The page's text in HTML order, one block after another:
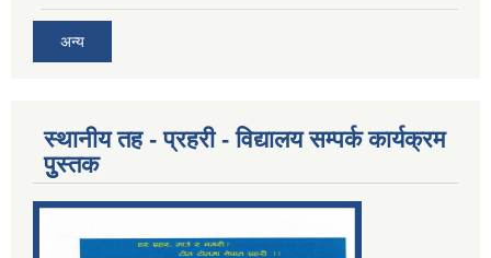
अन्य
स्थानीय तह - प्रहरी - विद्यालय सम्पर्क कार्यक्रम
पुुस्तक